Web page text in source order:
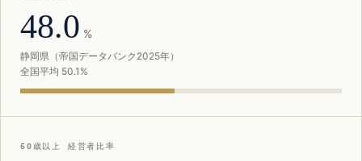
48.0 %
静岡県（帝国データバンク2025年）
全国平均 50.1%
60歳以上 経営者比率